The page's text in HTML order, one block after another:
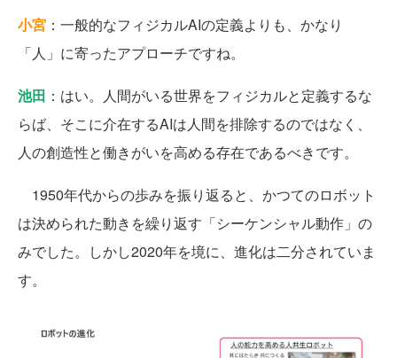
小宮 ：一般的なフィジカルAIの定義よりも、かなり
「人」に寄ったアプローチですね。
池田 ：はい。人間がいる世界をフィジカルと定義するな
らば、そこに介在するAIは人間を排除するのではなく、
人の創造性と働きがいを高める存在であるべきです。
1950年代からの歩みを振り返ると、かつてのロボット
は決められた動きを繰り返す「シーケンシャル動作」の
みでした。しかし2020年を境に、進化は二分されていま
す。